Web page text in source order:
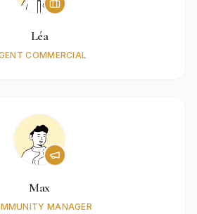
Léa
COMMERCIAL
Max
MANAGER